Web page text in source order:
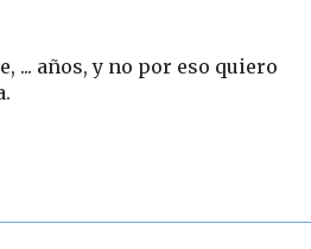
... años, y no por eso quiero